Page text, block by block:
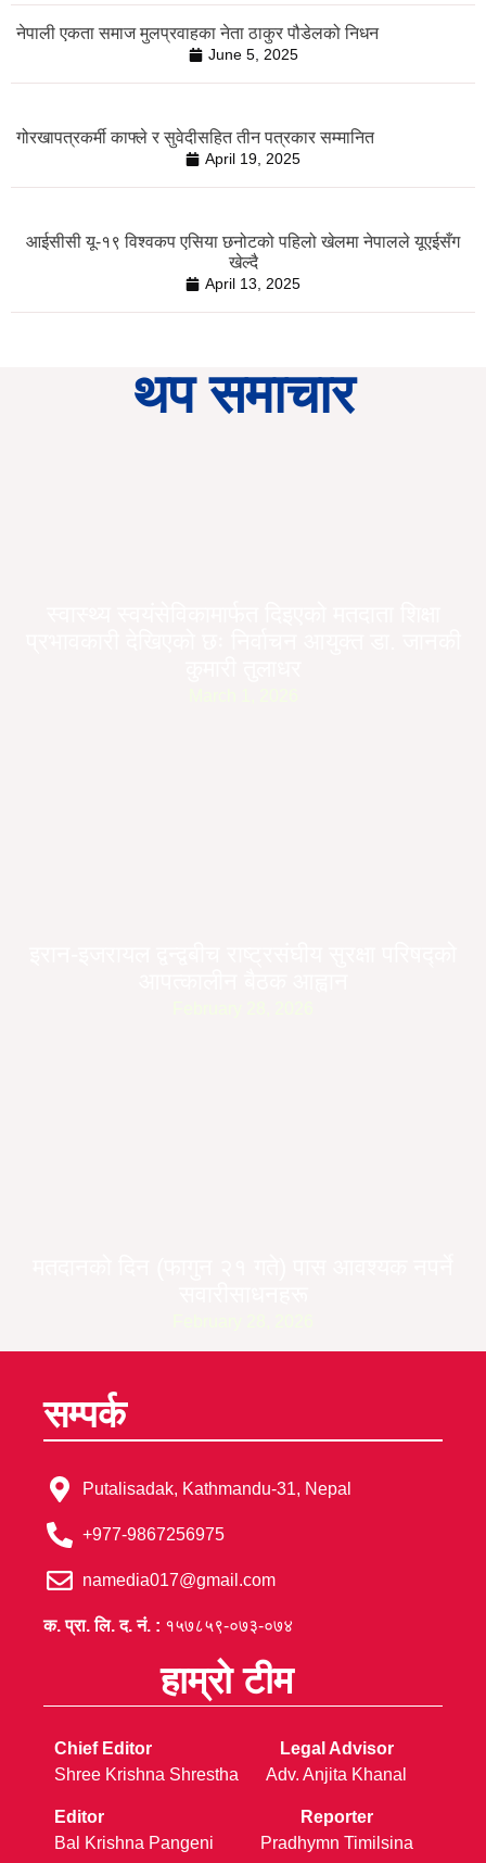
नेपाली एकता समाज मुलप्रवाहका नेता ठाकुर पौडेलको निधन
June 5, 2025
गोरखापत्रकर्मी काफ्ले र सुवेदीसहित तीन पत्रकार सम्मानित
April 19, 2025
आईसीसी यू-१९ विश्वकप एसिया छनोटको पहिलो खेलमा नेपालले यूएईसँग
खेल्दै
April 13, 2025
थप समाचार
सम्पर्क
Putalisadak, Kathmandu-31, Nepal
+977-9867256975
namedia017@gmail.com
क. प्रा. लि. द. नं. : १५७८५९-०७३-०७४
हाम्रो टीम
Chief Editor
Shree Krishna Shrestha
Editor
Bal Krishna Pangeni
Legal Advisor
Adv. Anjita Khanal
Reporter
Pradhymn Timilsina